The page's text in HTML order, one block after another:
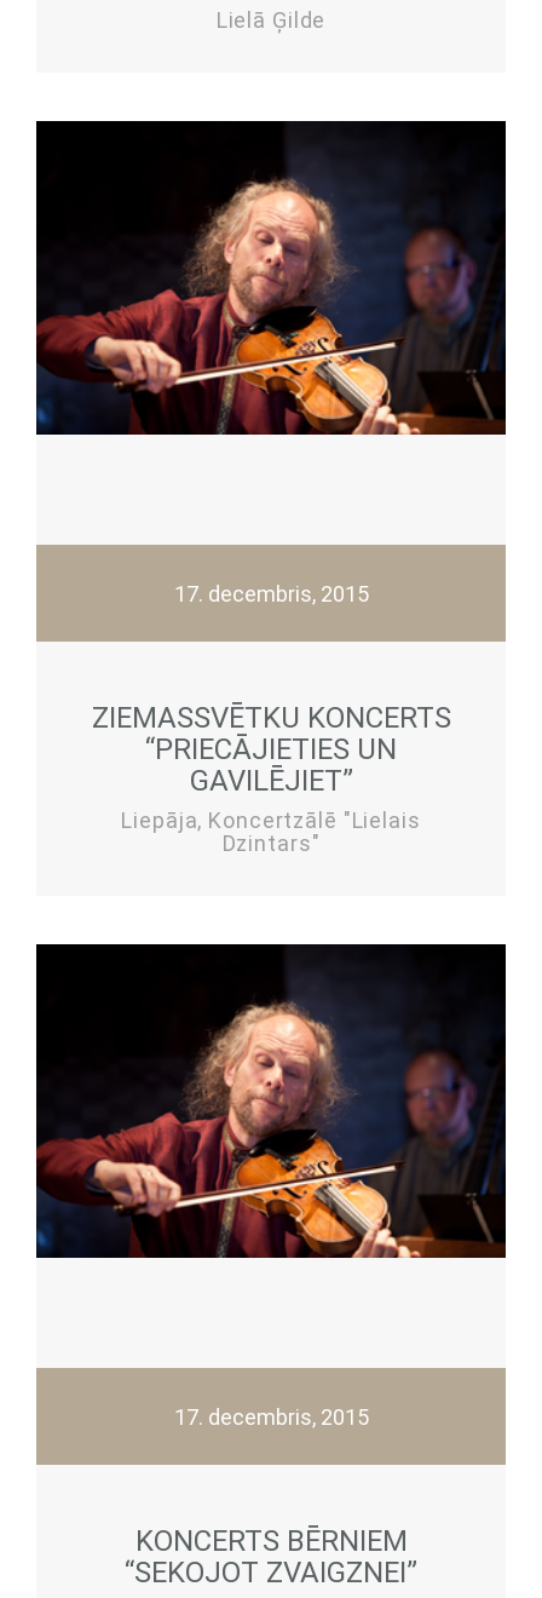
Lielā Ģilde
17. decembris, 2015
ZIEMASSVĒTKU KONCERTS
“PRIECĀJIETIES UN
GAVILĒJIET”
Liepāja, Koncertzālē "Lielais
Dzintars"
17. decembris, 2015
KONCERTS BĒRNIEM
“SEKOJOT ZVAIGZNEI”